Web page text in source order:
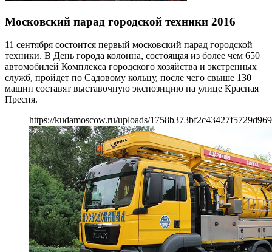
Московский парад городской техники 2016
11 сентября состоится первый московский парад городской
техники. В День города колонна, состоящая из более чем 650
автомобилей Комплекса городского хозяйства и экстренных
служб, пройдет по Садовому кольцу, после чего свыше 130
машин составят выставочную экспозицию на улице Красная
Пресня.
https://kudamoscow.ru/uploads/